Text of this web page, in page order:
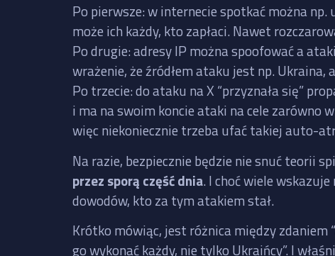
Po pierwsze: w internecie spotkać można
może ich każdy, kto zapłaci. Nawet
Po drugie: adresy IP można spoofować a
wrażenie, że źródłem ataku jest np.
Po trzecie: do ataku na X “przyznała się”
i ma na swoim koncie ataki na cele zarówno
więc niekoniecznie trzeba ufać takiej auto-
Na razie, bezpiecznie będzie nie snuć teorii
przez sporą część dnia. I choć wiele
dowodów, kto za tym atakiem stał.
Krótko mówiąc, jest różnica między zdaniem
go wykonać każdy, nie tylko Ukraińcy”. I